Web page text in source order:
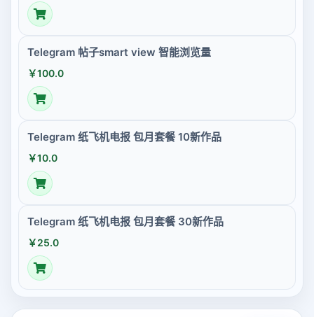
Telegram 帖子smart view 智能浏览量
￥100.0
Telegram 纸飞机电报 包月套餐 10新作品
￥10.0
Telegram 纸飞机电报 包月套餐 30新作品
￥25.0